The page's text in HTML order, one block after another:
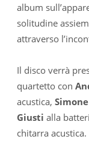
album
solitudine
attraverso
Il disco verrà
quartetto con
acustica,
Giusti alla
chitarra acustica.